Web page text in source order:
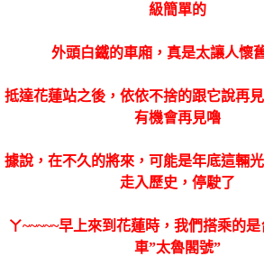
級簡單的
外頭白鐵的車廂，真是太讓人懷
抵達花蓮站之後，依依不捨的跟它說再
有機會再見嚕
據說，在不久的將來，可能是年底這輛
走入歷史，停駛了
ㄚ~~~~~早上來到花蓮時，我們搭乘的
車”太魯閣號”